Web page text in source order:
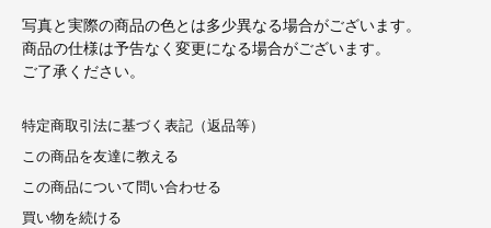
写真と実際の商品の色とは多少異なる場合がございます。
商品の仕様は予告なく変更になる場合がございます。
ご了承ください。
特定商取引法に基づく表記（返品等）
この商品を友達に教える
この商品について問い合わせる
買い物を続ける